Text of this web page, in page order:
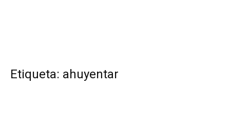
Etiqueta: ahuyentar